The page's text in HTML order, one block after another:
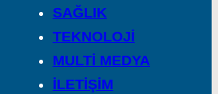
SAĞLIK
TEKNOLOJİ
MULTİ MEDYA
İLETİŞİM